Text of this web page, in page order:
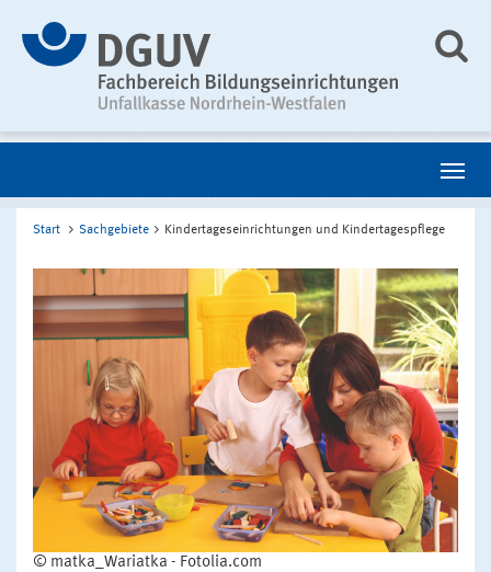
Start Sachgebiete Kindertageseinrichtungen und Kindertagespflege
© matka_Wariatka - Fotolia.com